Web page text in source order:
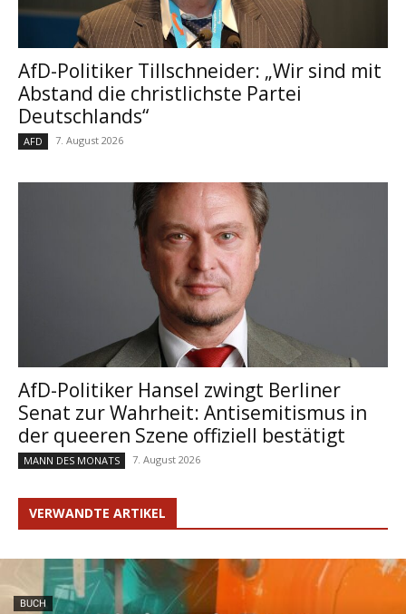
AfD-Politiker Tillschneider: „Wir sind mit
Abstand die christlichste Partei
Deutschlands“
AFD 7. August 2026
AfD-Politiker Hansel zwingt Berliner
Senat zur Wahrheit: Antisemitismus in
der queeren Szene offiziell bestätigt
MANN DES MONATS 7. August 2026
VERWANDTE ARTIKEL
BUCH